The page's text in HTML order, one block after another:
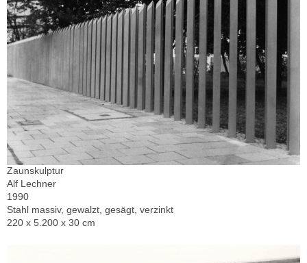
Zaunskulptur
Alf Lechner
1990
Stahl massiv, gewalzt, gesägt, verzinkt
220 x 5.200 x 30 cm